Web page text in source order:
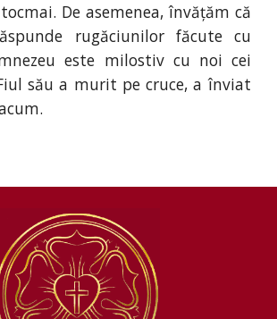
De asemenea, învățăm că
rugăciunilor făcute cu
este milostiv cu noi cei
său a murit pe cruce, a înviat